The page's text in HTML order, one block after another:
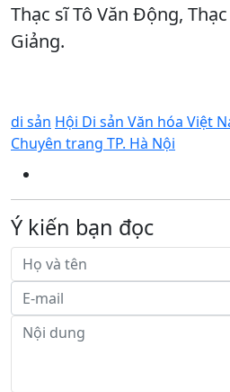
Thạc sĩ Tô Văn Động,
Giảng.
di sản Hội Di sản Văn hóa Việt
Chuyên trang TP. Hà Nội
Ý kiến bạn đọc